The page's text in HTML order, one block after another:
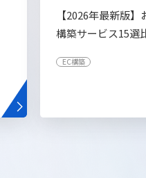
【2026年最新版
構築サービス15選
EC構築